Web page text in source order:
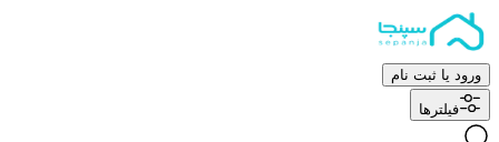
ورود یا ثبت نام
فیلترها